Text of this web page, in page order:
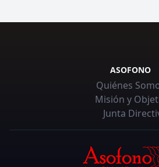
ASOFONO
Quiénes
Misión y
Junta